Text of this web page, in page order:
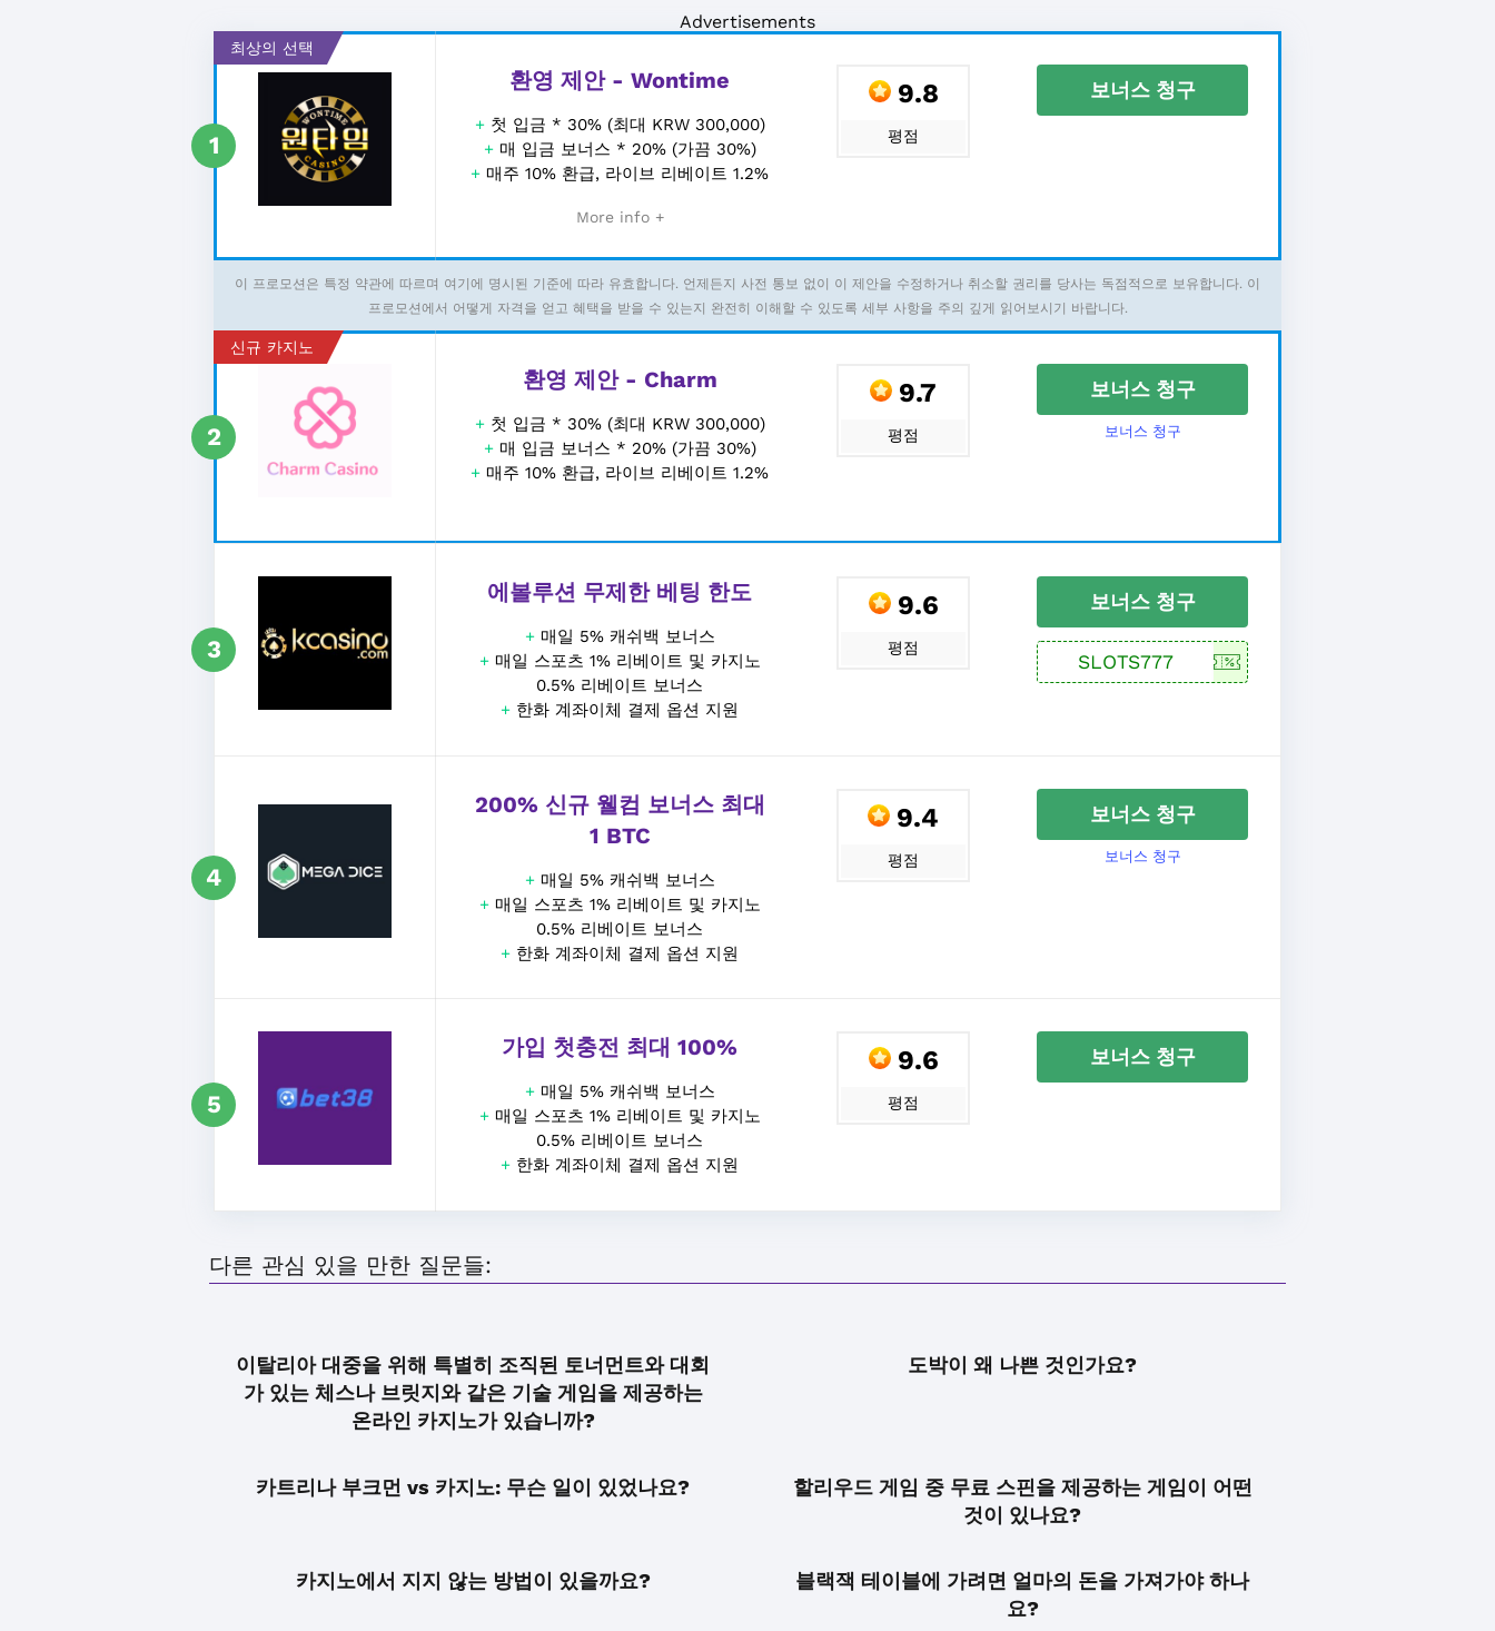
Advertisements
최상의 선택
1
환영 제안 - Wontime
+ 첫 입금 * 30% (최대 KRW 300,000)
+ 매 입금 보너스 * 20% (가끔 30%)
+ 매주 10% 환급, 라이브 리베이트 1.2%
More info +
9.8
평점
보너스 청구
이 프로모션은 특정 약관에 따르며 여기에 명시된 기준에 따라 유효합니다. 언제든지 사전 통보 없이 이 제안을 수정하거나 취소할 권리를 당사는 독점적으로 보유합니다. 이
프로모션에서 어떻게 자격을 얻고 혜택을 받을 수 있는지 완전히 이해할 수 있도록 세부 사항을 주의 깊게 읽어보시기 바랍니다.
신규 카지노
2
환영 제안 - Charm
+ 첫 입금 * 30% (최대 KRW 300,000)
+ 매 입금 보너스 * 20% (가끔 30%)
+ 매주 10% 환급, 라이브 리베이트 1.2%
9.7
평점
보너스 청구
보너스 청구
3
에볼루션 무제한 베팅 한도
+ 매일 5% 캐쉬백 보너스
+ 매일 스포츠 1% 리베이트 및 카지노
0.5% 리베이트 보너스
+ 한화 계좌이체 결제 옵션 지원
9.6
평점
보너스 청구
4
200% 신규 웰컴 보너스 최대
1 BTC
+ 매일 5% 캐쉬백 보너스
+ 매일 스포츠 1% 리베이트 및 카지노
0.5% 리베이트 보너스
+ 한화 계좌이체 결제 옵션 지원
9.4
평점
보너스 청구
보너스 청구
5
가입 첫충전 최대 100%
+ 매일 5% 캐쉬백 보너스
+ 매일 스포츠 1% 리베이트 및 카지노
0.5% 리베이트 보너스
+ 한화 계좌이체 결제 옵션 지원
9.6
평점
보너스 청구
다른 관심 있을 만한 질문들:
이탈리아 대중을 위해 특별히 조직된 토너먼트와 대회
가 있는 체스나 브릿지와 같은 기술 게임을 제공하는
온라인 카지노가 있습니까?
도박이 왜 나쁜 것인가요?
카트리나 부크먼 vs 카지노: 무슨 일이 있었나요?
할리우드 게임 중 무료 스핀을 제공하는 게임이 어떤
것이 있나요?
카지노에서 지지 않는 방법이 있을까요?
블랙잭 테이블에 가려면 얼마의 돈을 가져가야 하나
요?